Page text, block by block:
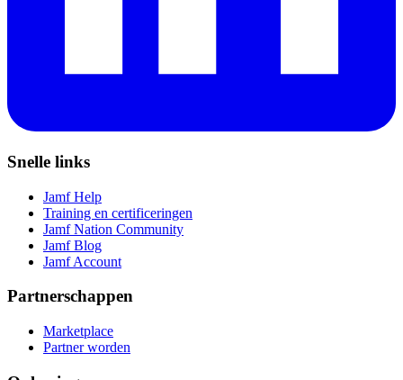
Snelle links
Jamf Help
Training en certificeringen
Jamf Nation Community
Jamf Blog
Jamf Account
Partnerschappen
Marketplace
Partner worden